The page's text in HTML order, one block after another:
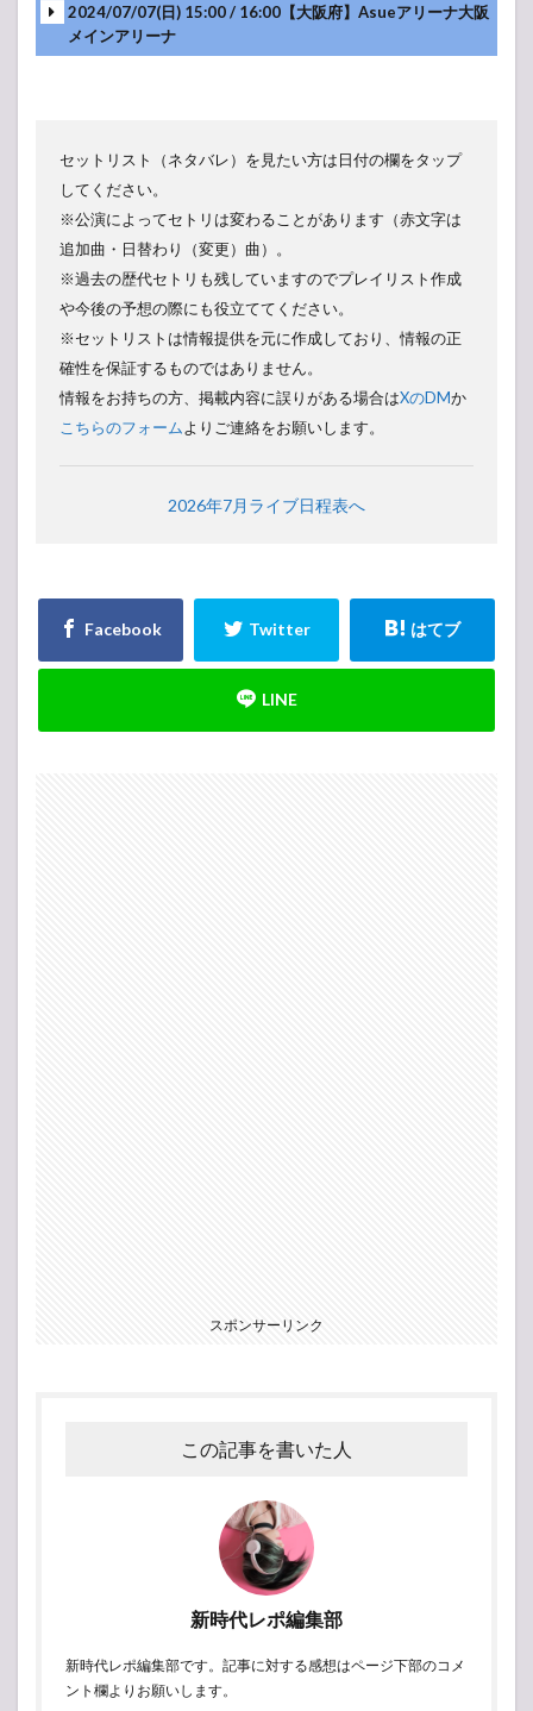
-アンコール-
-アンコール-
-アンコール-
-アンコール-
2024/07/07(日) 15:00 / 16:00【大阪府】Asueアリーナ大阪
メインアリーナ
セットリスト（ネタバレ）を見たい方は日付の欄をタップ
してください。
※公演によってセトリは変わることがあります（赤文字は
追加曲・日替わり（変更）曲）。
※過去の歴代セトリも残していますのでプレイリスト作成
や今後の予想の際にも役立ててください。
※セットリストは情報提供を元に作成しており、情報の正
確性を保証するものではありません。
情報をお持ちの方、掲載内容に誤りがある場合はXのDMか
こちらのフォームよりご連絡をお願いします。
2026年7月ライブ日程表へ
スポンサーリンク
この記事を書いた人
新時代レポ編集部
新時代レポ編集部です。記事に対する感想はページ下部のコメ
ント欄よりお願いします。